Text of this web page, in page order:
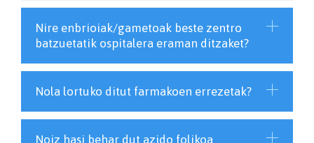
Nire enbrioiak/gametoak beste zentro
batzuetatik ospitalera eraman ditzaket?
Nola lortuko ditut farmakoen errezetak?
Noiz hasi behar dut azido folikoa